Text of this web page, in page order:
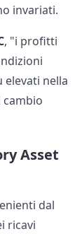
invariati.
, "i profitti
nella
cambio
Asset
dal
ricavi